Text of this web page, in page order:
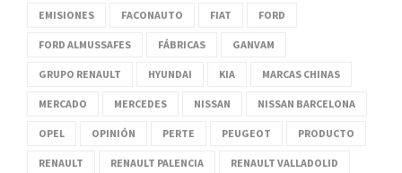
EMISIONES FACONAUTO FIAT FORD
FORD ALMUSSAFES FÁBRICAS GANVAM
GRUPO RENAULT HYUNDAI KIA MARCAS CHINAS
MERCADO MERCEDES NISSAN NISSAN BARCELONA
OPEL OPINIÓN PERTE PEUGEOT PRODUCTO
RENAULT RENAULT PALENCIA RENAULT VALLADOLID